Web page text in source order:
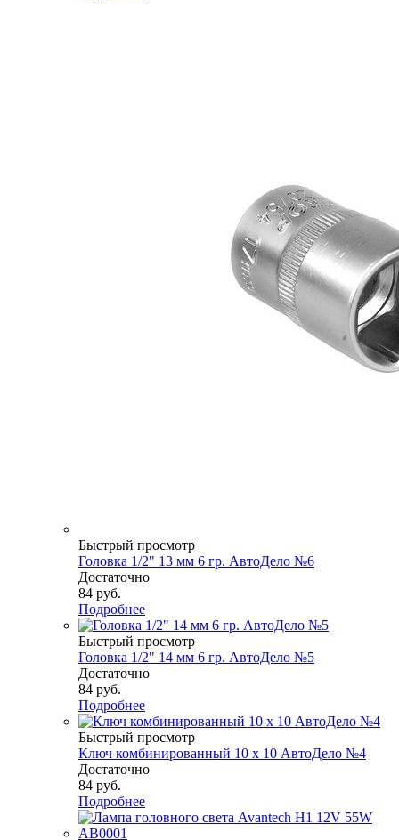
Быстрый просмотр
Головка 1/2" 13 мм 6 гр. АвтоДело №6
Достаточно
84 руб.
Подробнее
Быстрый просмотр
Головка 1/2" 14 мм 6 гр. АвтоДело №5
Достаточно
84 руб.
Подробнее
Быстрый просмотр
Ключ комбинированный 10 х 10 АвтоДело №4
Достаточно
84 руб.
Подробнее